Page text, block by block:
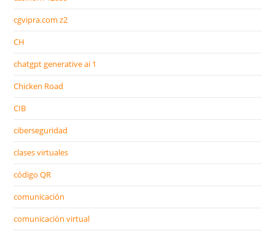
cgvipra.com z2
CH
chatgpt generative ai 1
Chicken Road
CIB
ciberseguridad
clases virtuales
código QR
comunicación
comunicación virtual